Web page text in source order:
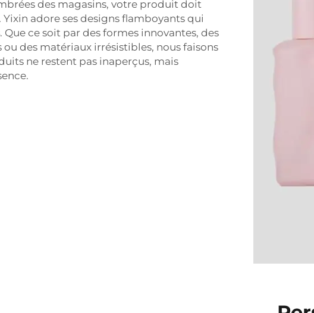
des magasins, votre produit doit
adore ses designs flamboyants qui
ce soit par des formes innovantes, des
ou des matériaux irrésistibles, nous faisons
ne restent pas inaperçus, mais